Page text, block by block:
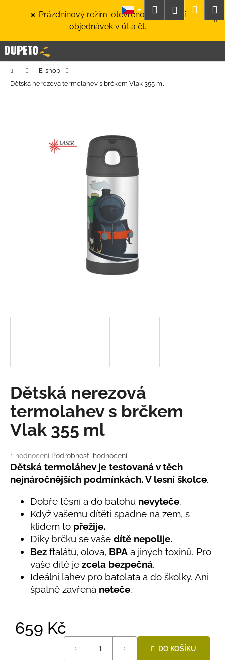
☀️ Prázdninový režim: otevřeno a odesílání
objednávek v út a čt.
HledatPřihlášení
Domů
E-shop
Dětská nerezová termolahev s brčkem Vlak 355 ml
Průměrné
hodnocení
produktu
je
hvězdiček.
1 hodnocení Podrobnosti hodnocení
Dětská nerezová
termolahev s brčkem
Vlak 355 ml
Dětská termoláhev je testovaná v těch
nejnáročnějších podmínkách. V lesní školce.
Dobře těsní a do batohu nevyteče.
Když vašemu dítěti spadne na zem, s
klidem to přežije.
Díky brčku se vaše dítě nepolije.
Bez ftalátů, olova, BPA a jiných toxinů. Pro
vaše dítě je zcela bezpečná.
Ideální lahev pro batolata a do školky. Ani
špatně zavřená neteče.
659 Kč
DO KOŠÍKU
í
k C
o
p
D
o
p
o
r
č
u
j
e
LETNÍ
RYCHLESCHNOUCÍ
KALHOTY
ŽLUTÉ
695